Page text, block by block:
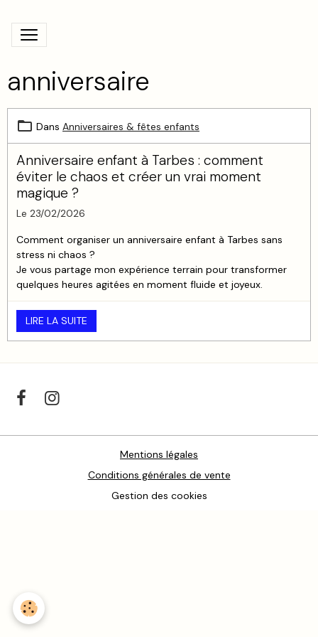
anniversaire
Dans Anniversaires & fêtes enfants
Anniversaire enfant à Tarbes : comment
éviter le chaos et créer un vrai moment
magique ?
Le 23/02/2026
Comment organiser un anniversaire enfant à Tarbes sans
stress ni chaos ?
Je vous partage mon expérience terrain pour transformer
quelques heures agitées en moment fluide et joyeux.
LIRE LA SUITE
Mentions légales
Conditions générales de vente
Gestion des cookies